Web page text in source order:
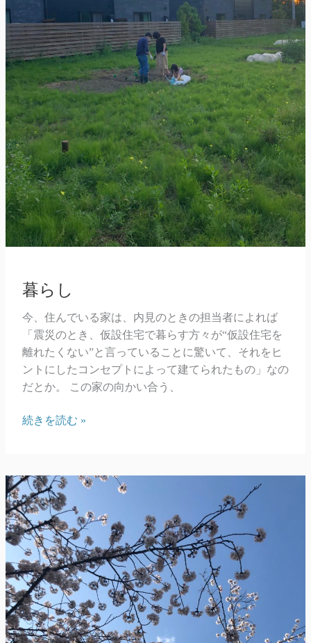
暮らし
今、住んでいる家は、内見のときの担当者によれば
「震災のとき、仮設住宅で暮らす方々が“仮設住宅を
離れたくない”と言っていることに驚いて、それをヒ
ントにしたコンセプトによって建てられたもの」なの
だとか。 この家の向かい合う、
暮
続きを読む »